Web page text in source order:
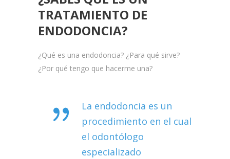
TRATAMIENTO DE
ENDODONCIA?
¿Qué es una endodoncia? ¿Para qué sirve?
¿Por qué tengo que hacerme una?
La endodoncia es un
procedimiento en el cual
el odontólogo
especializado